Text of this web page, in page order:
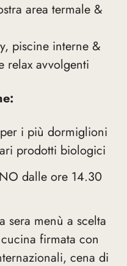
area termale &
piscine interne &
relax avvolgenti
i più dormiglioni
prodotti biologici
dalle ore 14.30
sera menù a scelta
firmata con
cena di